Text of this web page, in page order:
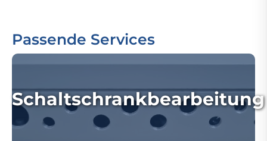
Passende Services
Schaltschrankbearbeitung